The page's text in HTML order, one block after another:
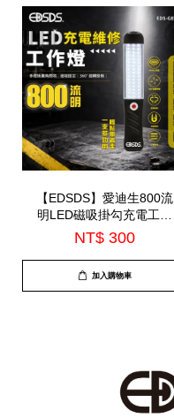
【EDSDS】愛迪生800流
明LED磁吸掛勾充電工作
燈(EDS-G871)
NT$ 300
加入購物車